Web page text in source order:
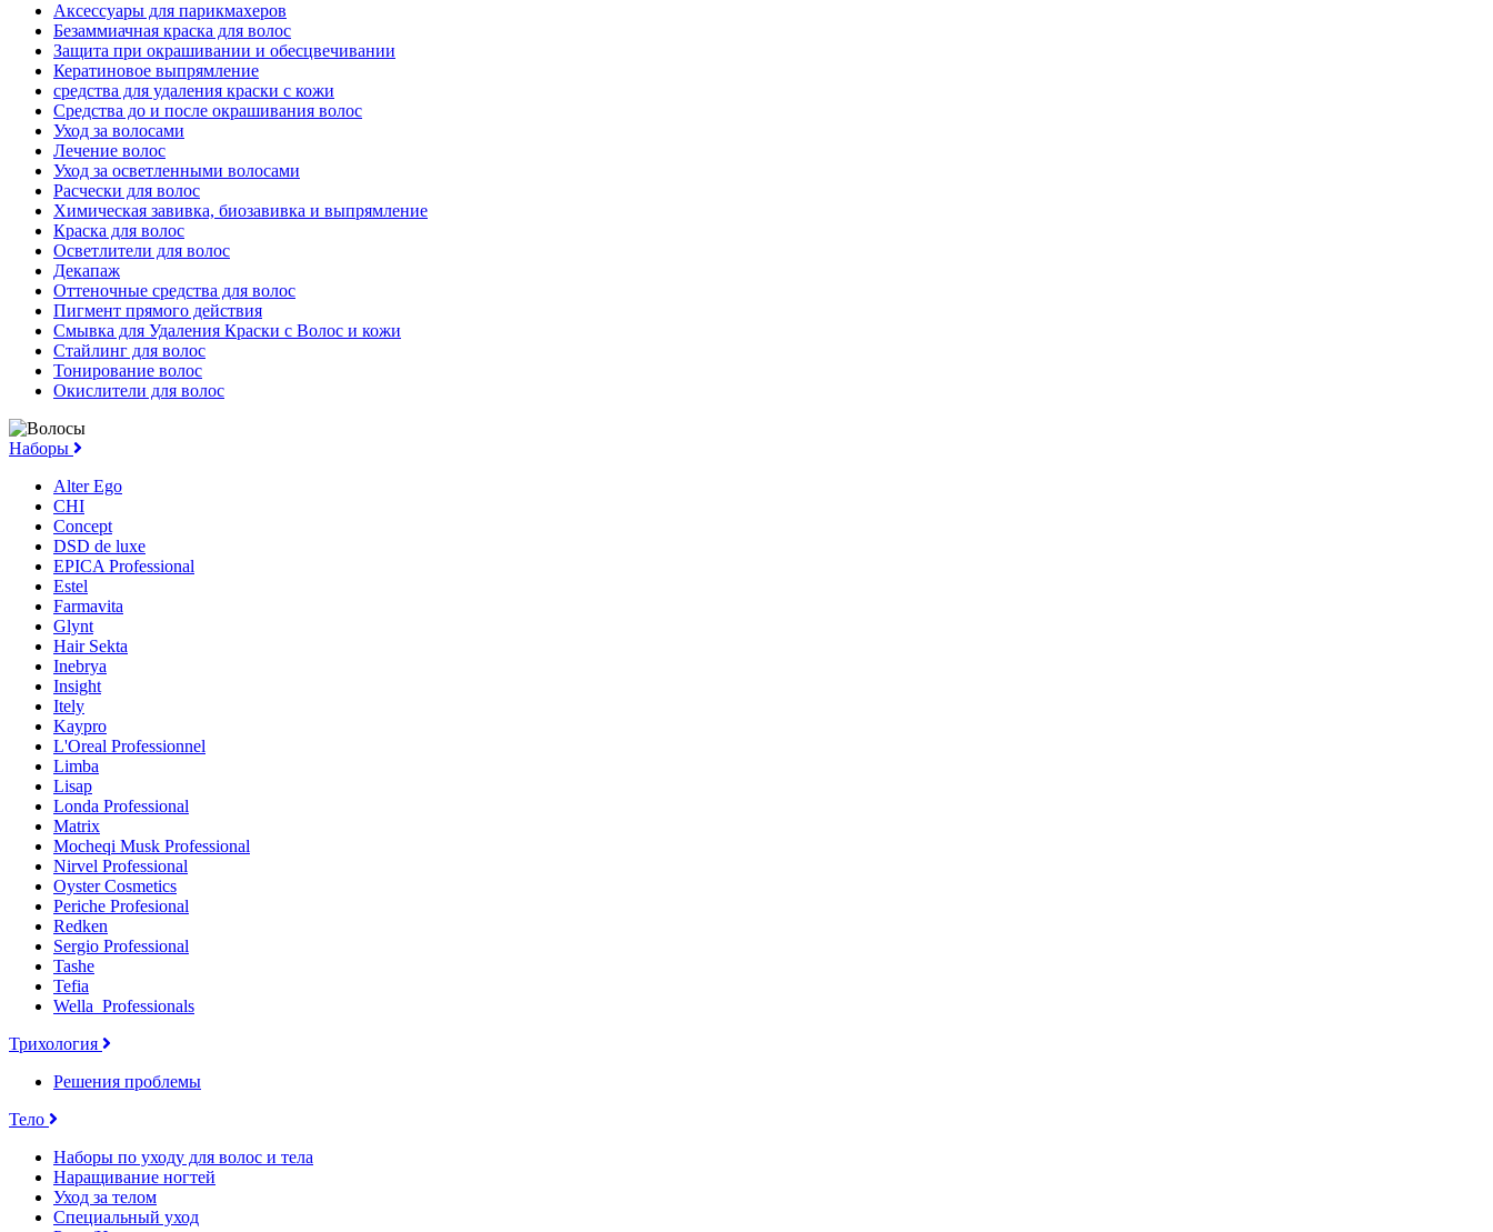
Аксессуары для парикмахеров
Безаммиачная краска для волос
Защита при окрашивании и обесцвечивании
Кератиновое выпрямление
средства для удаления краски с кожи
Средства до и после окрашивания волос
Уход за волосами
Лечение волос
Уход за осветленными волосами
Расчески для волос
Химическая завивка, биозавивка и выпрямление
Краска для волос
Осветлители для волос
Декапаж
Оттеночные средства для волос
Пигмент прямого действия
Смывка для Удаления Краски с Волос и кожи
Стайлинг для волос
Тонирование волос
Окислители для волос
Наборы
Alter Ego
CHI
Concept
DSD de luxe
EPICA Professional
Estel
Farmavita
Glynt
Hair Sekta
Inebrya
Insight
Itely
Kaypro
L'Oreal Professionnel
Limba
Lisap
Londa Professional
Matrix
Mocheqi Musk Professional
Nirvel Professional
Oyster Cosmetics
Periche Profesional
Redken
Sergio Professional
Tashe
Tefia
Wella_Professionals
Трихология
Решения проблемы
Тело
Наборы по уходу для волос и тела
Наращивание ногтей
Уход за телом
Специальный уход